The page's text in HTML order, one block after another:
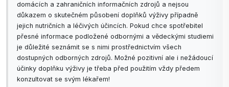
domácích a zahraničních informačních zdrojů a nejsou
důkazem o skutečném působení doplňků výživy případně
jejich nutričních a léčivých účincích. Pokud chce spotřebitel
přesné informace podložené odbornými a vědeckými studiemi
je důležité seznámit se s nimi prostřednictvím všech
dostupných odborných zdrojů. Možné pozitivní ale i nežádoucí
účinky doplňku výživy je třeba před použitím vždy předem
konzultovat se svým lékařem!